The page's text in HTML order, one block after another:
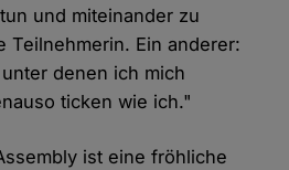
und miteinander zu
Teilnehmerin. Ein anderer:
denen ich mich
ticken wie ich."
ist eine fröhliche